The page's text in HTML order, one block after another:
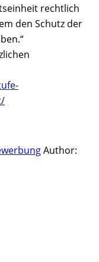
rechtlich
den Schutz der
Author: